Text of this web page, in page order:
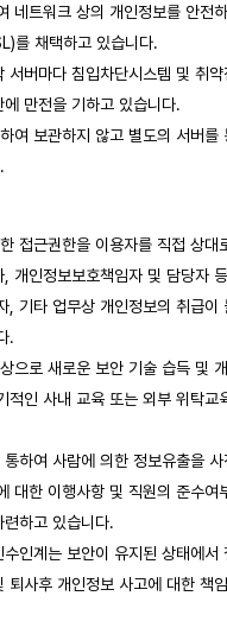
네트워크 상의 개인정보를 안전하
를 채택하고 있습니다.
서버마다 침입차단시스템 및 취약
만전을 기하고 있습니다.
여 보관하지 않고 별도의 서버를
접근권한을 이용자를 직접 상대
개인정보보호책임자 및 담당자 등
, 기타 업무상 개인정보의 취급이
.
으로 새로운 보안 기술 습득 및 개
적인 사내 교육 또는 외부 위탁교
하여 사람에 의한 정보유출을 사
대한 이행사항 및 직원의 준수여
하고 있습니다.
인계는 보안이 유지된 상태에서
퇴사후 개인정보 사고에 대한 책임